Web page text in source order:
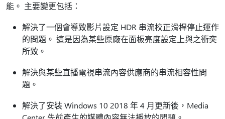
能。 主要變更包括：
解決了一個會導致影片設定 HDR 串流校正滑桿停止運作
的問題。 這是因為某些原廠在面板亮度設定上與之衝突
所致。
解決與某些直播電視串流內容供應商的串流相容性問
題。
解決了安裝 Windows 10 2018 年 4 月更新後，Media